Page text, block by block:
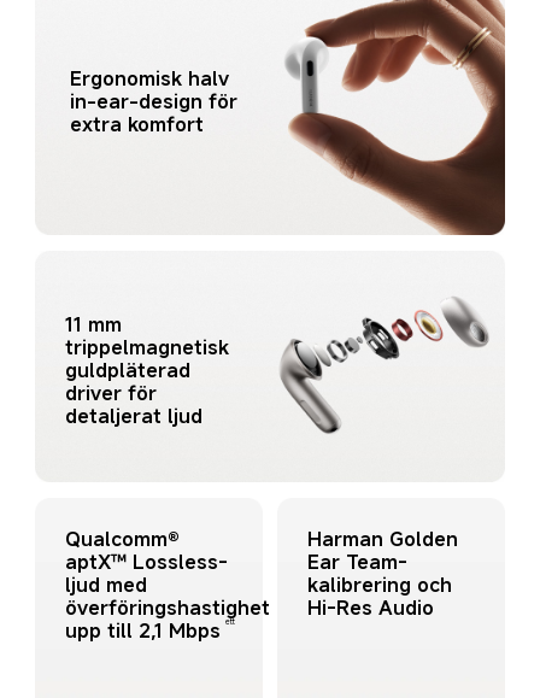
Ergonomisk halv
in-ear-design för
extra komfort
11 mm
trippelmagnetisk
guldpläterad
driver för
detaljerat ljud
Qualcomm®
aptX™ Lossless-
ljud med
överföringshastighet
upp till 2,1 Mbps ett
Harman Golden
Ear Team-
kalibrering och
Hi-Res Audio